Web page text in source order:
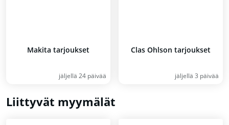
Makita tarjoukset
jäljellä 24 päivää
Clas Ohlson tarjoukset
jäljellä 3 päivää
Liittyvät myymälät